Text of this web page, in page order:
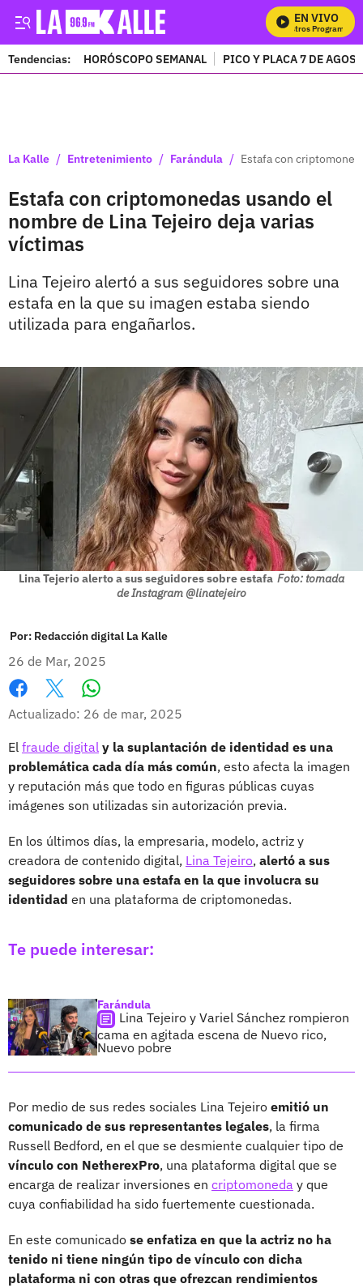
EN VIVO
Tendencias: HORÓSCOPO SEMANAL PICO Y PLACA 7 DE
La Kalle / Entretenimiento / Farándula / Estafa con
Estafa con criptomonedas usando el
nombre de Lina Tejeiro deja varias
víctimas
Lina Tejeiro alertó a sus seguidores sobre una
estafa en la que su imagen estaba siendo
utilizada para engañarlos.
Lina Tejerio alerto a sus seguidores sobre estafa Foto: tomada
de Instagram @linatejeiro
Por: Redacción digital La Kalle
26 de Mar, 2025
Facebook
X
Actualizado: 26 de mar, 2025
El fraude digital y la suplantación de identidad es una
problemática cada día más común, esto afecta la imagen
y reputación más que todo en figuras públicas cuyas
imágenes son utilizadas sin autorización previa.
En los últimos días, la empresaria, modelo, actriz y
creadora de contenido digital, Lina Tejeiro, alertó a sus
seguidores sobre una estafa en la que involucra su
identidad en una plataforma de criptomonedas.
Te puede interesar:
Farándula
Lina Tejeiro y Variel Sánchez rompieron
cama en agitada escena de Nuevo rico,
Nuevo pobre
Por medio de sus redes sociales Lina Tejeiro emitió un
comunicado de sus representantes legales, la firma
Russell Bedford, en el que se desmiente cualquier tipo de
vínculo con NetherexPro, una plataforma digital que se
encarga de realizar inversiones en criptomoneda y que
cuya confiabilidad ha sido fuertemente cuestionada.
En este comunicado se enfatiza en que la actriz no ha
tenido ni tiene ningún tipo de vínculo con dicha
plataforma ni con otras que ofrezcan rendimientos